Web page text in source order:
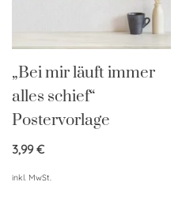
„Bei mir läuft immer
alles schief“
Postervorlage
3,99€
inkl. MwSt.